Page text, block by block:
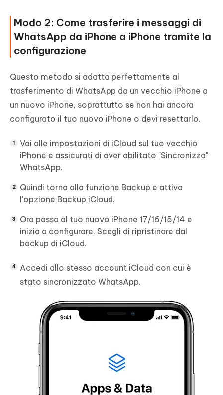
Modo 2: Come trasferire i messaggi di
WhatsApp da iPhone a iPhone tramite la
configurazione
Questo metodo si adatta perfettamente al
trasferimento di WhatsApp da un vecchio iPhone a
un nuovo iPhone, soprattutto se non hai ancora
configurato il tuo nuovo iPhone o devi resettarlo.
Vai alle impostazioni di iCloud sul tuo vecchio
iPhone e assicurati di aver abilitato "Sincronizza"
WhatsApp.
Quindi torna alla funzione Backup e attiva
l'opzione Backup iCloud.
Ora passa al tuo nuovo iPhone 17/16/15/14 e
inizia a configurare. Scegli di ripristinare dal
backup di iCloud.
Accedi allo stesso account iCloud con cui è
stato sincronizzato WhatsApp.